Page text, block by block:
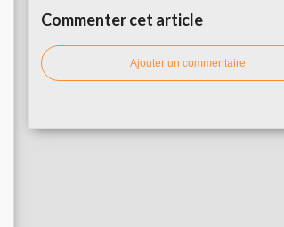
Commenter cet article
Ajouter un commentaire